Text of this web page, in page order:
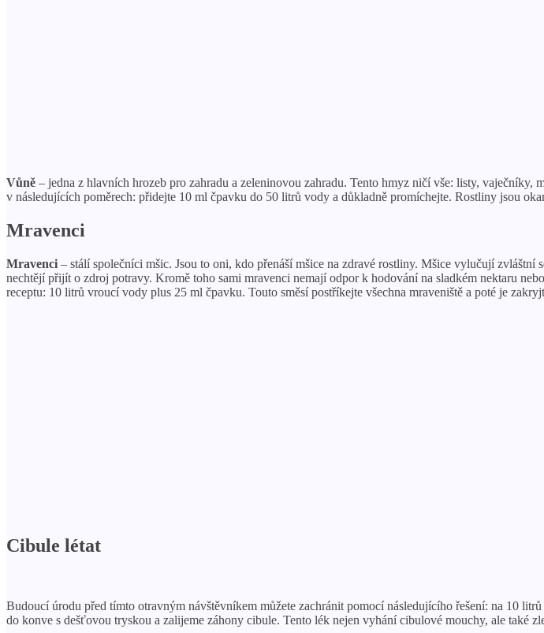
Vůně – jedna z hlavních hrozeb pro zahradu a zeleninovou zahradu. Tento hmyz ničí vše: listy,
v následujících poměrech: přidejte 10 ml čpavku do 50 litrů vody a důkladně promíchejte. Rostliny jsou
Mravenci
Mravenci – stálí společníci mšic. Jsou to oni, kdo přenáší mšice na zdravé rostliny. Mšice vylučují
nechtějí přijít o zdroj potravy. Kromě toho sami mravenci nemají odpor k hodování na sladkém nektaru
receptu: 10 litrů vroucí vody plus 25 ml čpavku. Touto směsí postříkejte všechna mraveniště a poté je
Cibule létat
Budoucí úrodu před tímto otravným návštěvníkem můžete zachránit pomocí následujícího řešení: na 10
do konve s dešťovou tryskou a zalijeme záhony cibule. Tento lék nejen vyhání cibulové mouchy, ale také